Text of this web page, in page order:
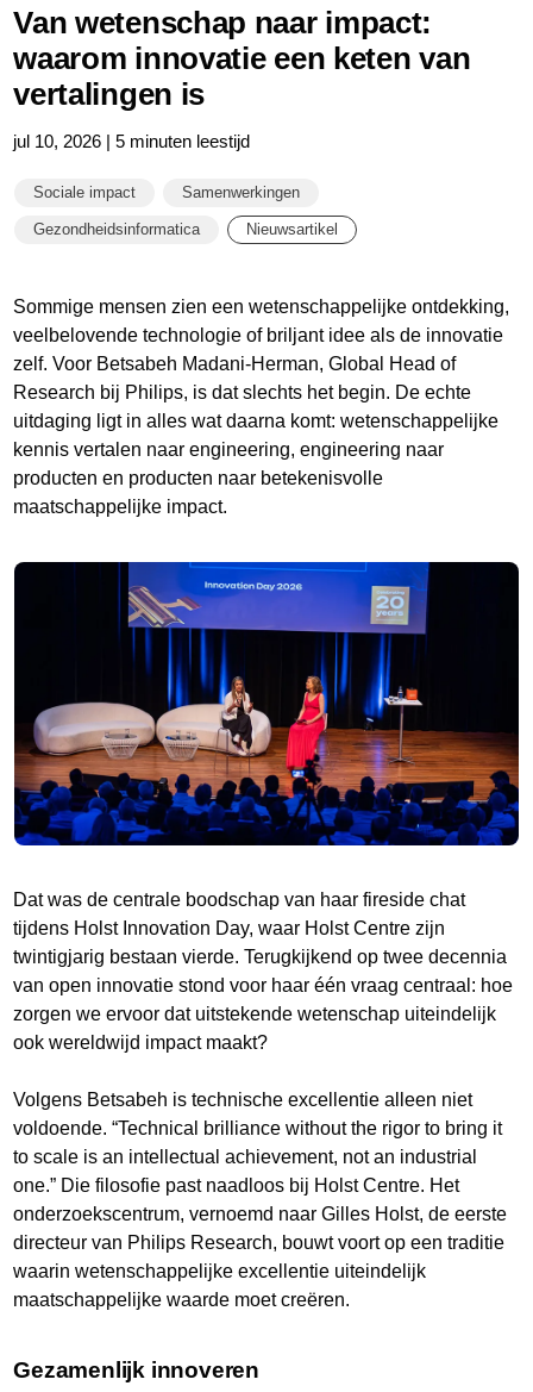
Van wetenschap naar impact:
waarom innovatie een keten van
vertalingen is
jul 10, 2026 | 5 minuten leestijd
Sociale impact Samenwerkingen
Gezondheidsinformatica Nieuwsartikel
Sommige mensen zien een wetenschappelijke ontdekking,
veelbelovende technologie of briljant idee als de innovatie
zelf. Voor Betsabeh Madani-Herman, Global Head of
Research bij Philips, is dat slechts het begin. De echte
uitdaging ligt in alles wat daarna komt: wetenschappelijke
kennis vertalen naar engineering, engineering naar
producten en producten naar betekenisvolle
maatschappelijke impact.
Dat was de centrale boodschap van haar fireside chat
tijdens Holst Innovation Day, waar Holst Centre zijn
twintigjarig bestaan vierde. Terugkijkend op twee decennia
van open innovatie stond voor haar één vraag centraal: hoe
zorgen we ervoor dat uitstekende wetenschap uiteindelijk
ook wereldwijd impact maakt?
Volgens Betsabeh is technische excellentie alleen niet
voldoende. “Technical brilliance without the rigor to bring it
to scale is an intellectual achievement, not an industrial
one.” Die filosofie past naadloos bij Holst Centre. Het
onderzoekscentrum, vernoemd naar Gilles Holst, de eerste
directeur van Philips Research, bouwt voort op een traditie
waarin wetenschappelijke excellentie uiteindelijk
maatschappelijke waarde moet creëren.
Gezamenlijk innoveren